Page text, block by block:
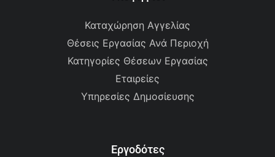
Καταχώρηση Αγγελίας
Θέσεις Εργασίας Ανά Περιοχή
Κατηγορίες Θέσεων Εργασίας
Εταιρείες
Υπηρεσίες Δημοσίευσης
Εργοδότες